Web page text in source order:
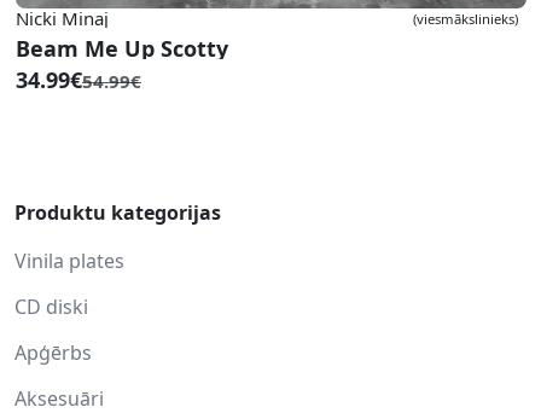
Nicki Minaj (viesmākslinieks)
Beam Me Up Scotty
34.99€54.99€
Produktu kategorijas
Vinila plates
CD diski
Apģērbs
Aksesuāri